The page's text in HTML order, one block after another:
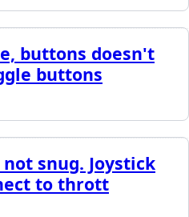
buttons doesn't
buttons
snug. Joystick
to thrott